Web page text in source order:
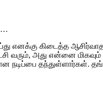
எனக்கு கிடைத்த
வரும், அது என்னை
நடிப்பை தந்துள்ளார்கள்.